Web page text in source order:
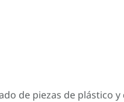
de piezas de plástico